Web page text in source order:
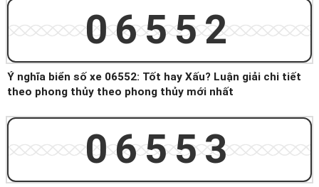
06552
Ý nghĩa biển số xe 06552: Tốt hay Xấu? Luận giải chi tiết
theo phong thủy theo phong thủy mới nhất
06553